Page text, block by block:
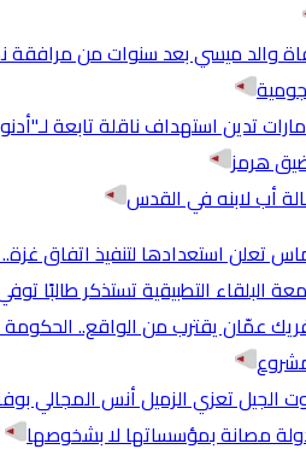
والد ميسي بعد سنوات من مرافقة
تدين استهداف ناقلة تابعة
هرمز
أب لابنه في القدس
تعلن استعدادها لتنفيذ اتفاق
البلقاء التطبيقية تستذكر طالبًا
عمّان يقترب من الواقع.. الحكومة
الجيل تعزي الزميل أنس المجالي
مصانة بمؤسساتها لا بشخوصها